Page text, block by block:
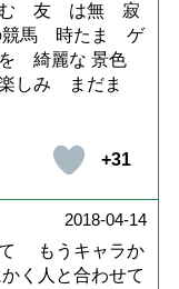
む 友 は無 寂
競馬 時たま ゲ
綺麗な 景色
しみ まだま
+31
2018-04-14
て もうキャラか
く人と合わせて